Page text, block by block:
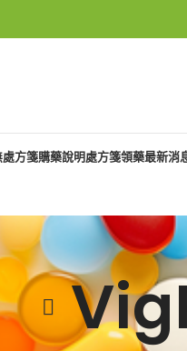
處方箋購藥說明處方箋領藥最新消